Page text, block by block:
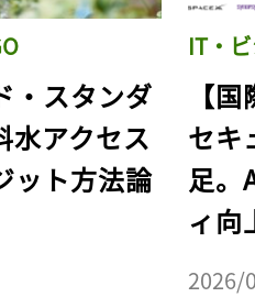
・スタンダ
水アクセス
ット方法論
IT・
【
セキ
足。
ィ向
2026/